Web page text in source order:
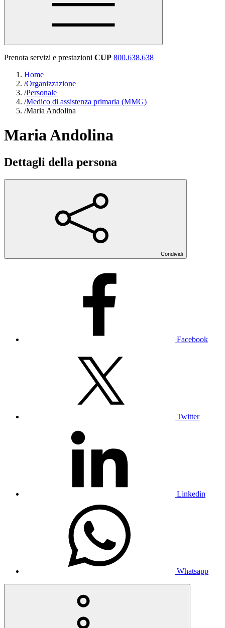
Prenota servizi e prestazioni CUP 800.638.638
Home
/Organizzazione
/Personale
/Medico di assistenza primaria (MMG)
/Maria Andolina
Maria Andolina
Dettagli della persona
Condividi
Facebook
Twitter
Linkedin
Whatsapp